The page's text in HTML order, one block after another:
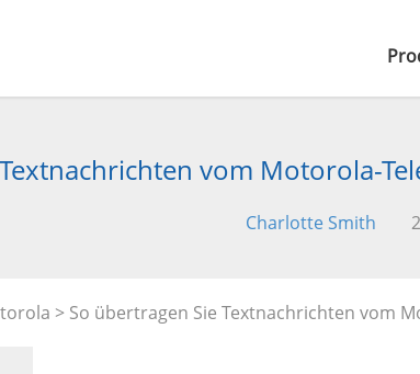
vom Motorola-
Charlotte Smith
> So übertragen Sie Textnachrichten vom